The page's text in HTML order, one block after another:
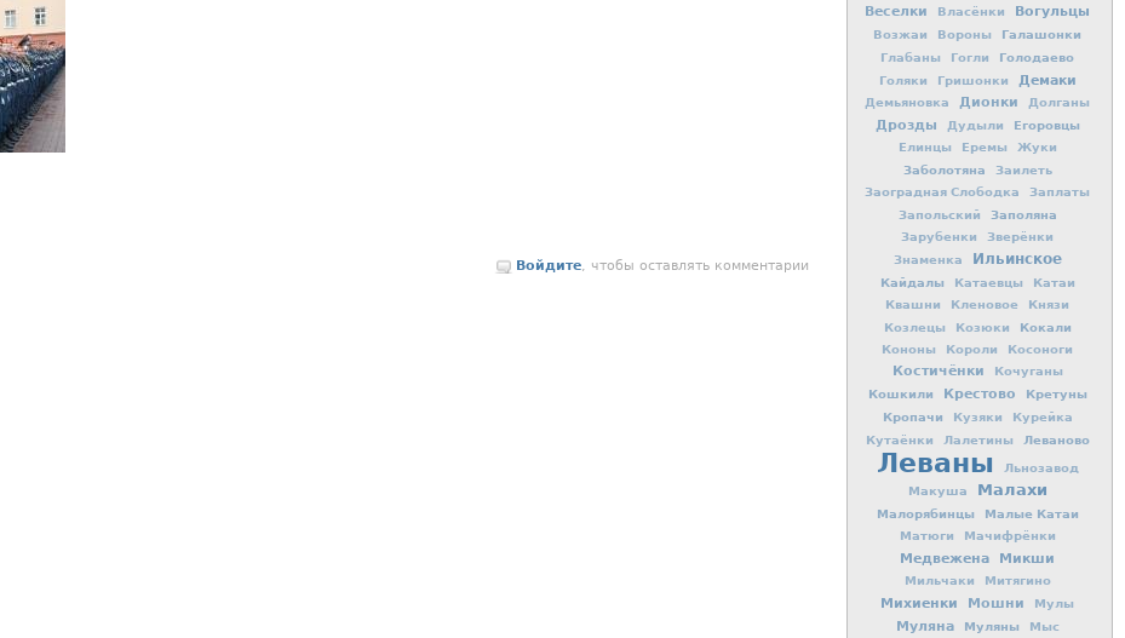
Войдите, чтобы оставлять комментарии
Веселки Власёнки Вогульцы
Возжаи Вороны Галашонки
Глабаны Гогли Голодаево
Голяки Гришонки Демаки
Демьяновка Дионки Долганы
Дрозды Дудыли Егоровцы
Елинцы Еремы Жуки
Заболотяна
Заилеть
Заоградная Слободка
Заплаты
Запольский
Заполяна
Зарубенки
Зверёнки
Знаменка
Ильинское
Кайдалы Катаевцы
Катаи
Квашни
Кленовое
Князи
Козлецы
Козюки Кокали
Кононы Короли Косоноги
Костичёнки Кочуганы
Кошкили Крестово
Кретуны
Кропачи
Кузяки
Курейка
Кутаёнки
Лалетины Леваново
Леваны
Льнозавод
Макуша
Малахи
Малорябинцы Малые Катаи
Матюги Мачифрёнки
Медвежена Микши
Мильчаки Митягино
Михиенки Мошни Мулы
Муляна Муляны Мыс